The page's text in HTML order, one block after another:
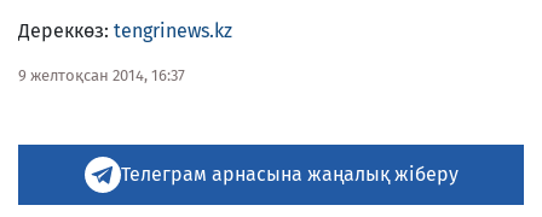
Дереккөз: tengrinews.kz
9 желтоқсан 2014, 16:37
Телеграм арнасына жаңалық жіберу